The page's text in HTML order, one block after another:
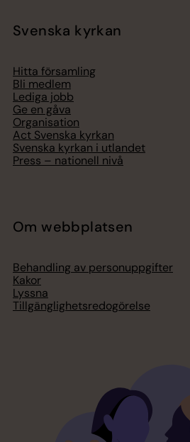
Svenska kyrkan
Hitta församling
Bli medlem
Lediga jobb
Ge en gåva
Organisation
Act Svenska kyrkan
Svenska kyrkan i utlandet
Press – nationell nivå
Om webbplatsen
Behandling av personuppgifter
Kakor
Lyssna
Tillgänglighetsredogörelse